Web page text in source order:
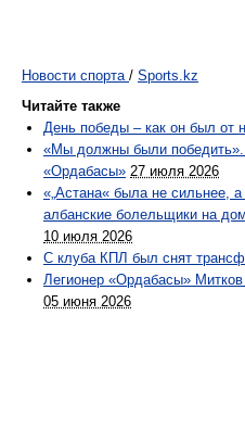
Новости спорта / Sports.kz
Читайте также
День победы – как он был от
«Мы должны были победить».
«Ордабасы» 27 июля 2026
«„Астана« была не сильнее,
албанские болельщики на
10 июля 2026
С клуба КПЛ был снят
Легионер «Ордабасы»
05 июня 2026